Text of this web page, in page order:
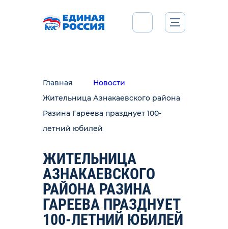
Главная
Новости
Жительница Азнакаевского района
Разина Гареева празднует 100-
летний юбилей
ЖИТЕЛЬНИЦА
АЗНАКАЕВСКОГО
РАЙОНА РАЗИНА
ГАРЕЕВА ПРАЗДНУЕТ
100-ЛЕТНИЙ ЮБИЛЕЙ